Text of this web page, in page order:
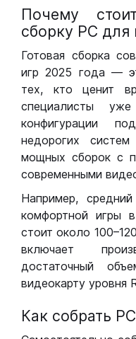
Почему
сборку РС для
Готовая сборка
игр 2025 года —
тех, кто ценит
специалисты
конфигурации
недорогих
мощных сборок с
современными
Например,
комфортной игры
стоит около
включает
достаточный
видеокарту уровня
Как собрать